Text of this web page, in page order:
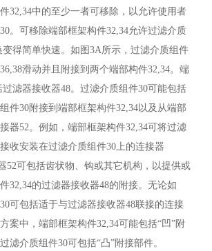
32,34中的至少一者可移除，以允许使用者
。可移除端部框架构件32,34允许过滤介质
变得简单快速。如图3A所示，过滤介质组件
滑动并且附接到两个端部构件32,34。端
过滤器接收器48。过滤介质组件30可能包括
件30附接到端部框架构件32,34以及从端部
器52。例如，端部框架构件32,34可将过滤
收安装在过滤介质组件30上的连接器
52可包括齿状物、钩或其它机构，以提供或
32,34的过滤器接收器48的附接。无论如
可包括适于与过滤器接收器48联接的连接
案中，端部框架构件32,34可能包括“凹”附
滤介质组件30可包括“凸”附接部件。